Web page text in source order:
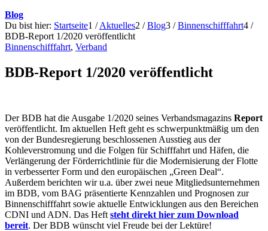
Blog
Du bist hier: Startseite1 / Aktuelles2 / Blog3 / Binnenschifffahrt4 /
BDB-Report 1/2020 veröffentlicht
Binnenschifffahrt, Verband
BDB-Report 1/2020 veröffentlicht
Der BDB hat die Ausgabe 1/2020 seines Verbandsmagazins Report
veröffentlicht. Im aktuellen Heft geht es schwerpunktmäßig um den
von der Bundesregierung beschlossenen Ausstieg aus der
Kohleverstromung und die Folgen für Schifffahrt und Häfen, die
Verlängerung der Förderrichtlinie für die Modernisierung der Flotte
in verbesserter Form und den europäischen „Green Deal“.
Außerdem berichten wir u.a. über zwei neue Mitgliedsunternehmen
im BDB, vom BAG präsentierte Kennzahlen und Prognosen zur
Binnenschifffahrt sowie aktuelle Entwicklungen aus den Bereichen
CDNI und ADN. Das Heft steht direkt hier zum Download
bereit. Der BDB wünscht viel Freude bei der Lektüre!